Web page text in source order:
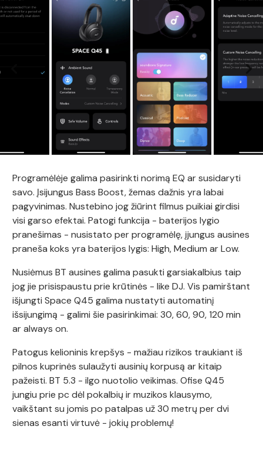
Programėlėje galima pasirinkti norimą EQ ar susidaryti
savo. Įsijungus Bass Boost, žemas dažnis yra labai
pagyvinimas. Nustebino jog žiūrint filmus puikiai girdisi
visi garso efektai. Patogi funkcija - baterijos lygio
pranešimas - nusistato per programėlę, įjungus ausines
praneša koks yra baterijos lygis: High, Medium ar Low.
Nusiėmus BT ausines galima pasukti garsiakalbius taip
jog jie prisispaustu prie krūtinės - like DJ. Vis pamirštant
išjungti Space Q45 galima nustatyti automatinį
išsijungimą - galimi šie pasirinkimai: 30, 60, 90, 120 min
ar always on.
Patogus kelioninis krepšys - mažiau rizikos traukiant iš
pilnos kuprinės sulaužyti ausinių korpusą ar kitaip
pažeisti. BT 5.3 - ilgo nuotolio veikimas. Ofise Q45
jungiu prie pc dėl pokalbių ir muzikos klausymo,
vaikštant su jomis po patalpas už 30 metrų per dvi
sienas esanti virtuvė - jokių problemų!